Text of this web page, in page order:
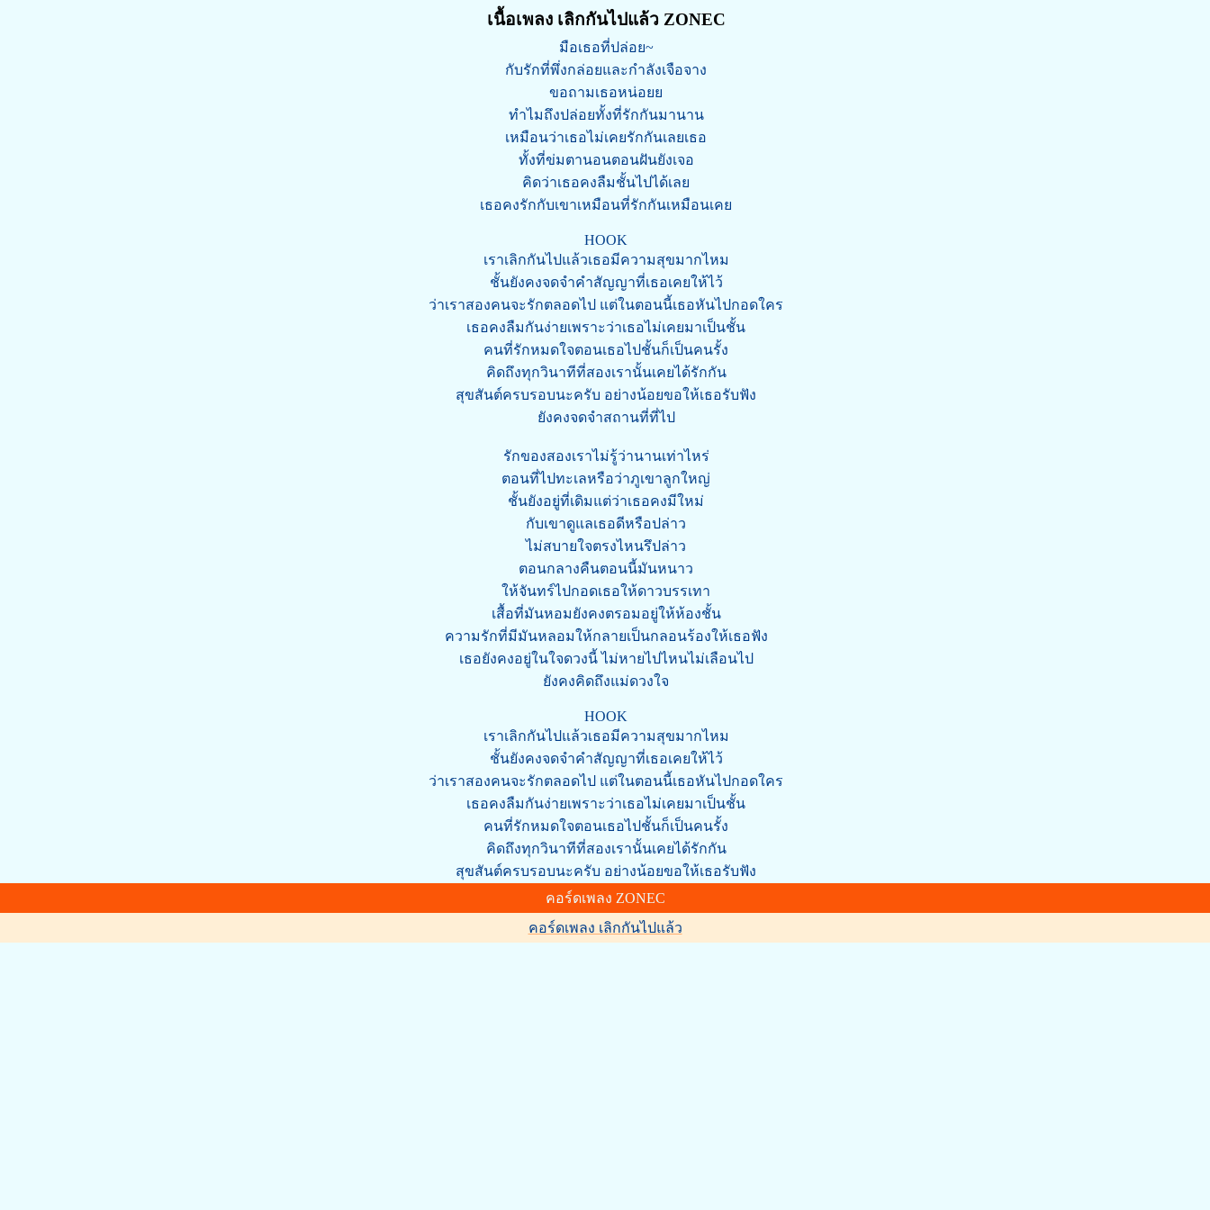
เนื้อเพลง เลิกกันไปแล้ว ZONEC
มือเธอที่ปล่อย~
กับรักที่พึ่งกล่อยและกำลังเจือจาง
ขอถามเธอหน่อยย
ทำไมถึงปล่อยทั้งที่รักกันมานาน
เหมือนว่าเธอไม่เคยรักกันเลยเธอ
ทั้งที่ข่มตานอนตอนฝันยังเจอ
คิดว่าเธอคงลืมชั้นไปได้เลย
เธอคงรักกับเขาเหมือนที่รักกันเหมือนเคย
HOOK
เราเลิกกันไปแล้วเธอมีความสุขมากไหม
ชั้นยังคงจดจำคำสัญญาที่เธอเคยให้ไว้
ว่าเราสองคนจะรักตลอดไป แต่ในตอนนี้เธอหันไปกอดใคร
เธอคงลืมกันง่ายเพราะว่าเธอไม่เคยมาเป็นชั้น
คนที่รักหมดใจตอนเธอไปชั้นก็เป็นคนรั้ง
คิดถึงทุกวินาทีที่สองเรานั้นเคยได้รักกัน
สุขสันต์ครบรอบนะครับ อย่างน้อยขอให้เธอรับฟัง
ยังคงจดจำสถานที่ที่ไป
รักของสองเราไม่รู้ว่านานเท่าไหร่
ตอนที่ไปทะเลหรือว่าภูเขาลูกใหญ่
ชั้นยังอยู่ที่เดิมแต่ว่าเธอคงมีใหม่
กับเขาดูแลเธอดีหรือปล่าว
ไม่สบายใจตรงไหนรึปล่าว
ตอนกลางคืนตอนนี้มันหนาว
ให้จันทร์ไปกอดเธอให้ดาวบรรเทา
เสื้อที่มันหอมยังคงตรอมอยู่ให้ห้องชั้น
ความรักที่มีมันหลอมให้กลายเป็นกลอนร้องให้เธอฟัง
เธอยังคงอยู่ในใจดวงนี้ ไม่หายไปไหนไม่เลือนไป
ยังคงคิดถึงแม่ดวงใจ
HOOK
เราเลิกกันไปแล้วเธอมีความสุขมากไหม
ชั้นยังคงจดจำคำสัญญาที่เธอเคยให้ไว้
ว่าเราสองคนจะรักตลอดไป แต่ในตอนนี้เธอหันไปกอดใคร
เธอคงลืมกันง่ายเพราะว่าเธอไม่เคยมาเป็นชั้น
คนที่รักหมดใจตอนเธอไปชั้นก็เป็นคนรั้ง
คิดถึงทุกวินาทีที่สองเรานั้นเคยได้รักกัน
สุขสันต์ครบรอบนะครับ อย่างน้อยขอให้เธอรับฟัง
คอร์ดเพลง ZONEC
คอร์ดเพลง เลิกกันไปแล้ว